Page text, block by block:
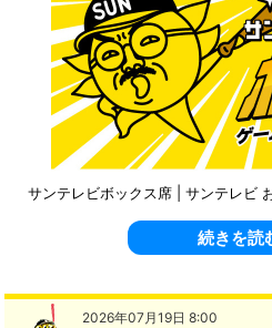
サンテレビボックス席 | サンテレビ
続きを読
2026年07月19日 8:00